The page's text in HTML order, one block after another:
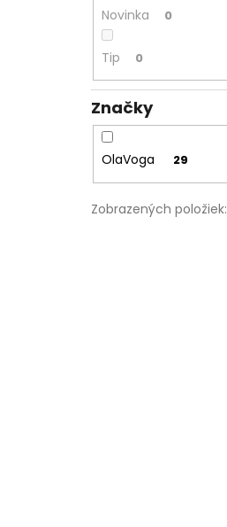
Novinka 0
Tip 0
Značky
OlaVoga 29
Zobrazených položiek:
€25